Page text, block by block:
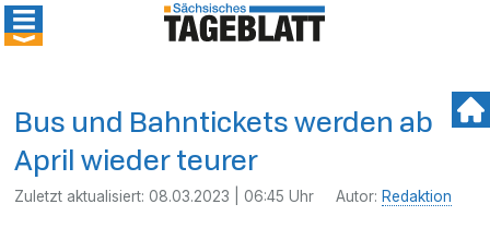
Bus und Bahntickets werden ab
April wieder teurer
Zuletzt aktualisiert:08.03.2023 | 06:45 Uhr Autor: Redaktion